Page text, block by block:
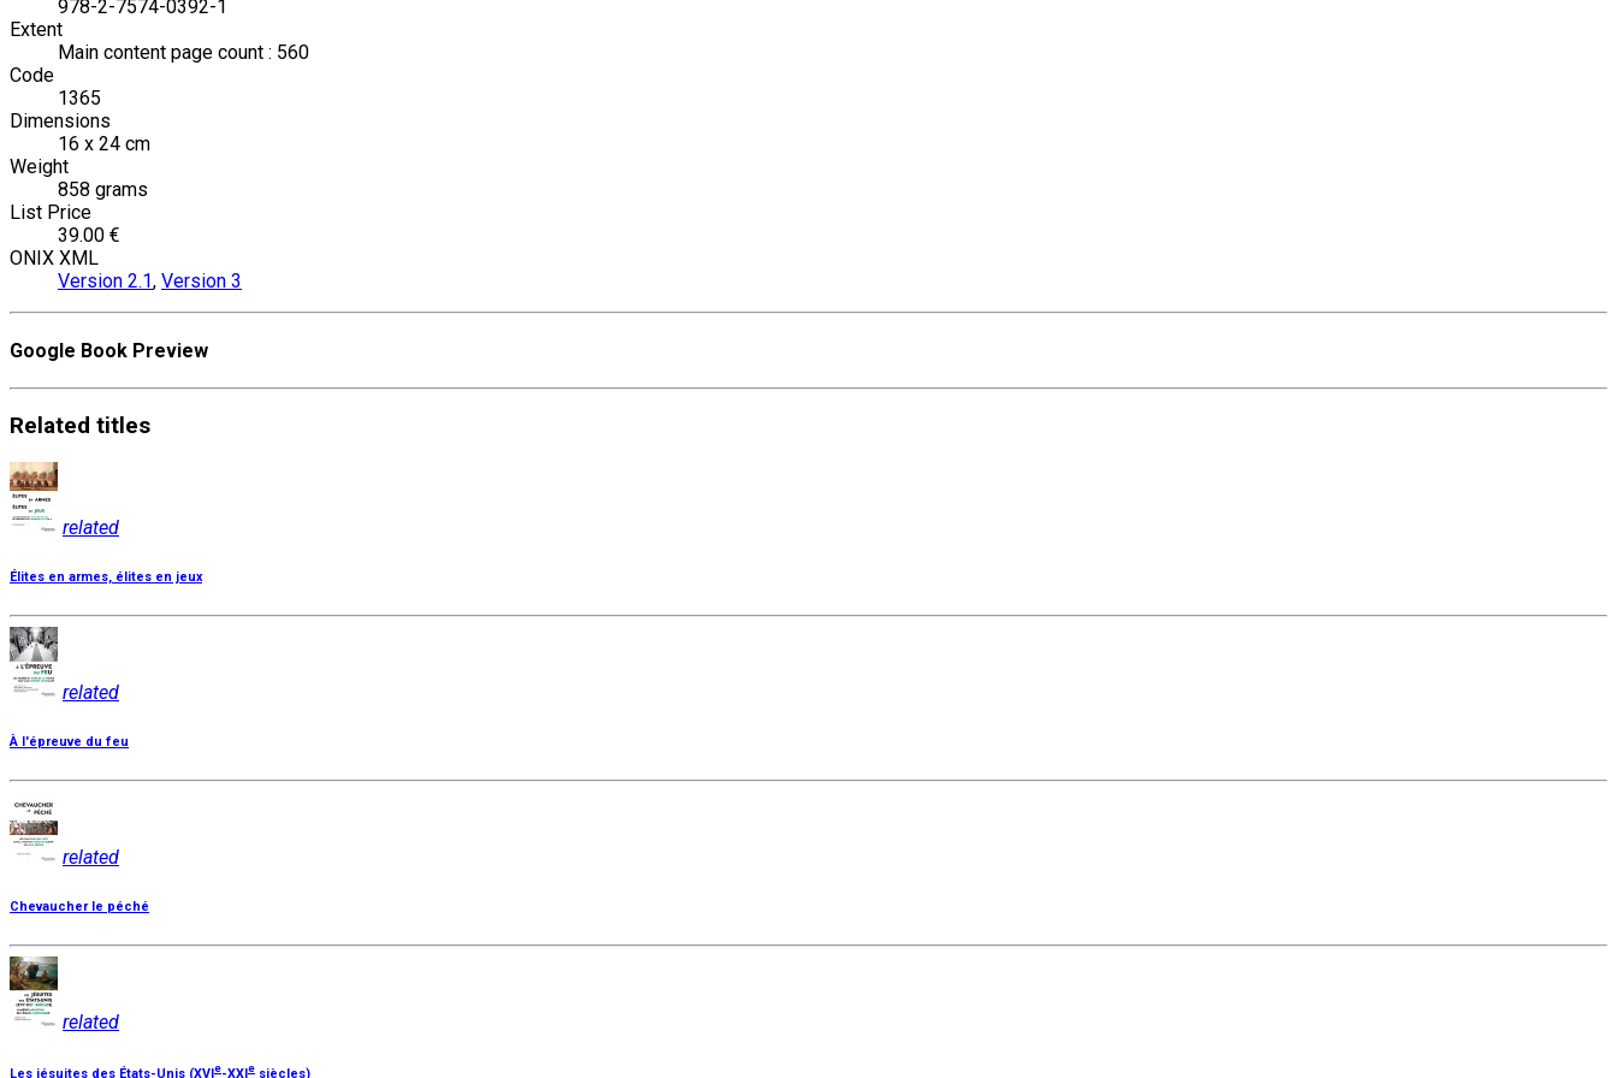
978-2-7574-0392-1
Extent
Main content page count : 560
Code
1365
Dimensions
16 x 24 cm
Weight
858 grams
List Price
39.00 €
ONIX XML
Version 2.1, Version 3
Google Book Preview
Related titles
related
Élites en armes, élites en jeux
related
À l'épreuve du feu
related
Chevaucher le péché
related
Les jésuites des États-Unis (XVI e-XXI e siècles)